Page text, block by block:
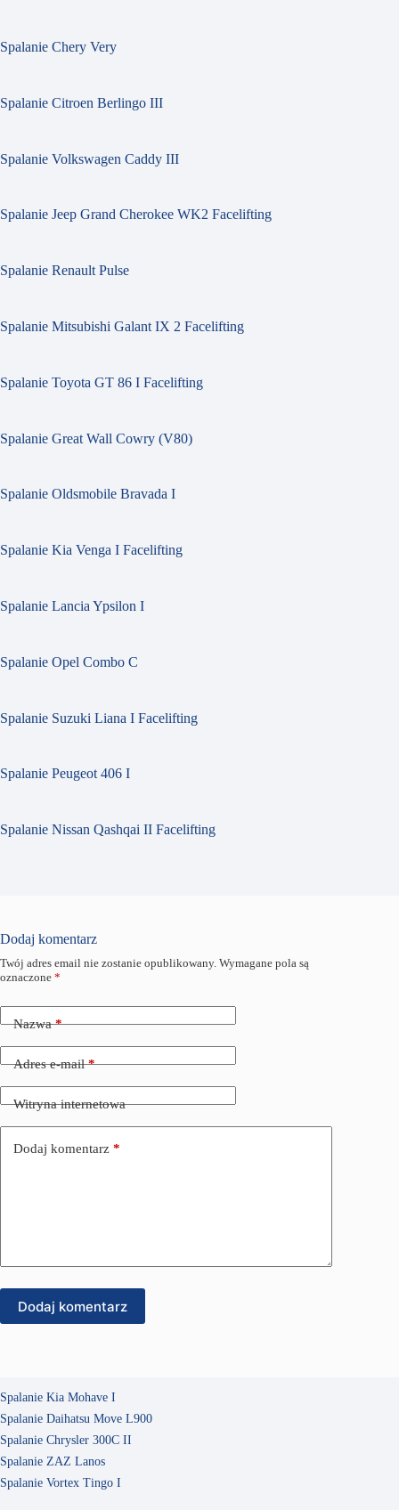
Spalanie Chery Very
Spalanie Citroen Berlingo III
Spalanie Volkswagen Caddy III
Spalanie Jeep Grand Cherokee WK2 Facelifting
Spalanie Renault Pulse
Spalanie Mitsubishi Galant IX 2 Facelifting
Spalanie Toyota GT 86 I Facelifting
Spalanie Great Wall Cowry (V80)
Spalanie Oldsmobile Bravada I
Spalanie Kia Venga I Facelifting
Spalanie Lancia Ypsilon I
Spalanie Opel Combo C
Spalanie Suzuki Liana I Facelifting
Spalanie Peugeot 406 I
Spalanie Nissan Qashqai II Facelifting
Dodaj komentarz
Twój adres email nie zostanie opublikowany. Wymagane pola są
oznaczone *
Nazwa*
Adres e-mail*
Witryna internetowa
Dodaj komentarz *
Dodaj komentarz
Spalanie Kia Mohave I
Spalanie Daihatsu Move L900
Spalanie Chrysler 300C II
Spalanie ZAZ Lanos
Spalanie Vortex Tingo I